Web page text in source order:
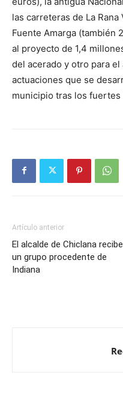
las carreteras de La
Fuente Amarga (también
al proyecto de 1,4
del acerado y otro para
actuaciones que se
municipio tras los
Artículo anterior
El alcalde de Chiclana
un grupo procedente de
Indiana